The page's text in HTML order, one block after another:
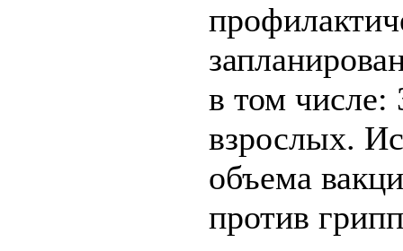
в том числе:
взрослых.
объема
против